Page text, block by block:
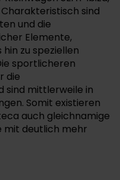
sind
und die
Elemente,
zu speziellen
sportlicheren
die
sind mittlerweile in
Somit existieren
auch gleichnamige
mit deutlich mehr